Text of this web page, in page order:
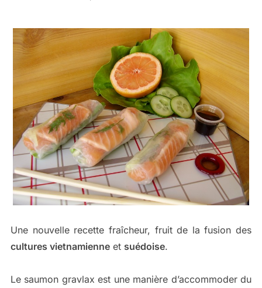
Une nouvelle recette fraîcheur, fruit de la fusion des
cultures vietnamienneet suédoise.
Le saumon gravlax est une manière d’accommoder du